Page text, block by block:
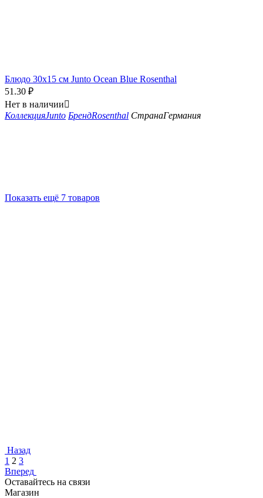
Блюдо 30x15 см Junto Ocean Blue Rosenthal
51.30 ₽
Нет в наличии
КоллекцияJunto БрендRosenthal СтранаГермания
Показать ещё 7 товаров
Назад
1 2 3
Вперед
Оставайтесь на связи
Магазин